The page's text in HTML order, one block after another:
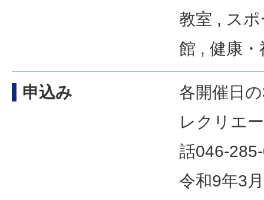
教室 , ス
館 , 健康・
申込み
各開催日
レクリエ
話046-
令和9年3